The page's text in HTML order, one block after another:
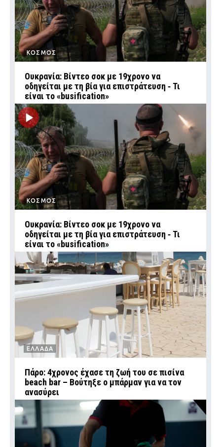
ΚΟΣΜΟΣ
Ουκρανία: Βίντεο σοκ με 19χρονο να
οδηγείται με τη βία για επιστράτευση ‑ Τι
είναι το «busification»
ΚΟΣΜΟΣ
Ουκρανία: Βίντεο σοκ με 19χρονο να
οδηγείται με τη βία για επιστράτευση ‑ Τι
είναι το «busification»
ΕΛΛΑΔΑ
Πάρο: 4χρονος έχασε τη ζωή του σε πισίνα
beach bar – Βούτηξε ο μπάρμαν για να τον
ανασύρει